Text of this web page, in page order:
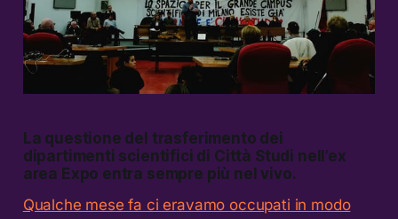
La questione del trasferimento dei
dipartimenti scientifici di Città Studi nell’ex
area Expo entra sempre più nel vivo.
Qualche mese fa ci eravamo occupati in modo